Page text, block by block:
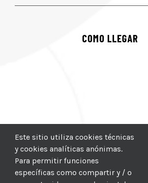
COMO LLEGAR
Este sitio utiliza cookies técnicas
y cookies analíticas anónimas.
Para permitir funciones
específicas como compartir y / o